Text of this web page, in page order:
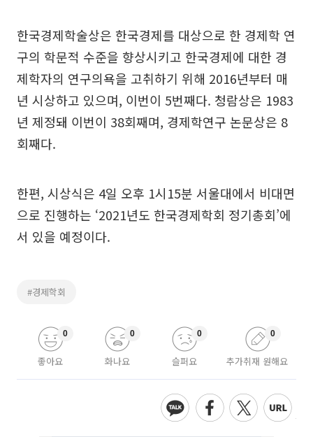
한국경제학술상은 한국경제를 대상으로 한 경제학 연
구의 학문적 수준을 향상시키고 한국경제에 대한 경
제학자의 연구의욕을 고취하기 위해 2016년부터 매
년 시상하고 있으며, 이번이 5번째다. 청람상은 1983
년 제정돼 이번이 38회째며, 경제학연구 논문상은 8
회째다.
한편, 시상식은 4일 오후 1시15분 서울대에서 비대면
으로 진행하는 ‘2021년도 한국경제학회 정기총회’에
서 있을 예정이다.
#경제학회
좋아요
0
화나요
0
슬퍼요
0
추가취재 원해요
0